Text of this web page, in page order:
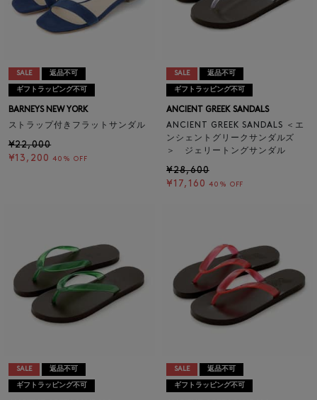
SALE 返品不可
ギフトラッピング不可
BARNEYS NEW YORK
ストラップ付きフラットサンダル
¥22,000
¥13,200 40% OFF
SALE 返品不可
ギフトラッピング不可
ANCIENT GREEK SANDALS
ANCIENT GREEK SANDALS ＜エ
ンシェントグリークサンダルズ
＞ ジェリートングサンダル
¥28,600
¥17,160 40% OFF
SALE 返品不可
ギフトラッピング不可
SALE 返品不可
ギフトラッピング不可